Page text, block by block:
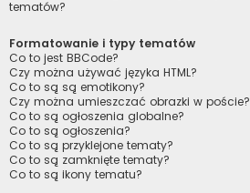
tematów?
Formatowanie i typy tematów
Co to jest BBCode?
Czy można używać języka HTML?
Co to są są emotikony?
Czy można umieszczać obrazki w poście?
Co to są ogłoszenia globalne?
Co to są ogłoszenia?
Co to są przyklejone tematy?
Co to są zamknięte tematy?
Co to są ikony tematu?